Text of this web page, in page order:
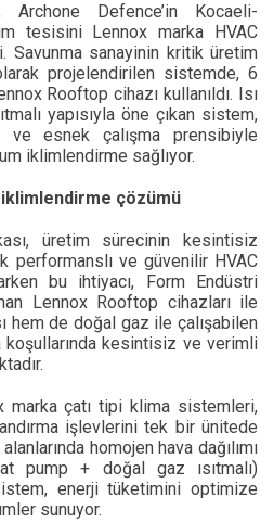
Archone Defence’in Kocaeli-
tesisini Lennox marka HVAC
Savunma sanayinin kritik üretim
projelendirilen sistemde, 6
Rooftop cihazı kullanıldı. Isı
yapısıyla öne çıkan sistem,
esnek çalışma prensibiyle
iklimlendirme sağlıyor.
çözümü
üretim sürecinin kesintisiz
performanslı ve güvenilir HVAC
bu ihtiyacı, Form Endüstri
Lennox Rooftop cihazları ile
hem de doğal gaz ile çalışabilen
kesintisiz ve verimli
marka çatı tipi klima sistemleri,
işlevlerini tek bir ünitede
homojen hava dağılımı
pump + doğal gaz ısıtmalı)
enerji tüketimini optimize
sunuyor.